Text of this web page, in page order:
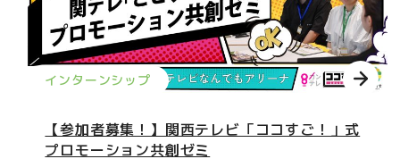
インターンシップ
【参加者募集！】関西テレビ「ココすご！」式
プロモーション共創ゼミ